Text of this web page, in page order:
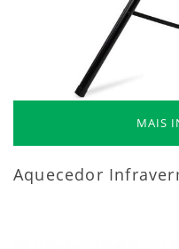
MAIS
Aquecedor